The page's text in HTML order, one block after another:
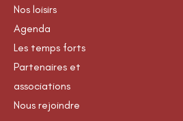
Nos loisirs
Agenda
Les temps forts
Partenaires et
associations
Nous rejoindre